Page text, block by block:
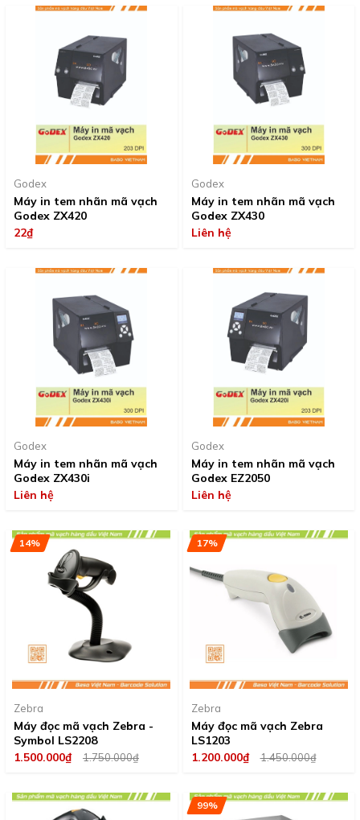
Godex
Máy in tem nhãn mã vạch
Godex ZX420
22₫
Godex
Máy in tem nhãn mã vạch
Godex ZX430
Liên hệ
Godex
Máy in tem nhãn mã vạch
Godex ZX430i
Liên hệ
Godex
Máy in tem nhãn mã vạch
Godex EZ2050
Liên hệ
14%
Zebra
Máy đọc mã vạch Zebra -
Symbol LS2208
1.500.000₫
1.750.000₫
17%
Zebra
Máy đọc mã vạch Zebra
LS1203
1.200.000₫
1.450.000₫
99%